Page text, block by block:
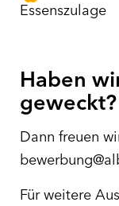
Essenszulage
Haben
geweckt?
Dann freuen
Für weitere